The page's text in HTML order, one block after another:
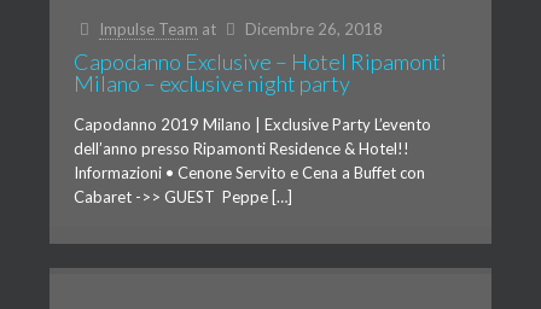
Impulse Team at Dicembre 26, 2018
Capodanno Exclusive – Hotel Ripamonti
Milano – exclusive night party
Capodanno 2019 Milano | Exclusive Party L’evento
dell’anno presso Ripamonti Residence & Hotel!!
Informazioni • Cenone Servito e Cena a Buffet con
Cabaret ->> GUEST Peppe […]